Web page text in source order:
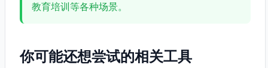
教育培训等各种场景。
你可能还想尝试的相关工具